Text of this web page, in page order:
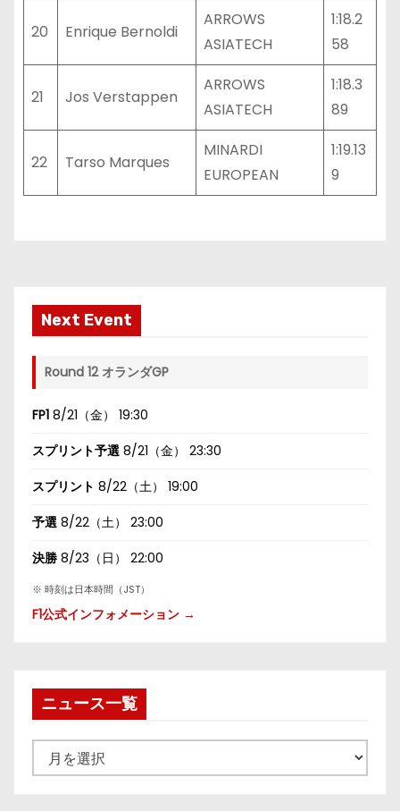
20 Enrique Bernoldi
ARROWS
ASIATECH
1:18.2
58
21 Jos Verstappen
ARROWS
ASIATECH
1:18.3
89
22 Tarso Marques
MINARDI
EUROPEAN
1:19.13
9
Next Event
Round 12 オランダGP
FP1 8/21（金） 19:30
スプリント予選 8/21（金） 23:30
スプリント 8/22（土） 19:00
予選 8/22（土） 23:00
決勝 8/23（日） 22:00
※ 時刻は日本時間（JST）
F1公式インフォメーション →
ニュース一覧
ュ